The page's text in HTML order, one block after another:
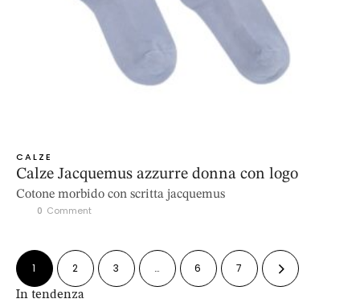
CALZE
Calze Jacquemus azzurre donna con logo
Cotone morbido con scritta jacquemus
0 Comment
1 2 3 … 6 7
In tendenza